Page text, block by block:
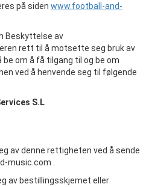
på siden www.football-and-
Beskyttelse av
rett til å motsette seg bruk av
om å få tilgang til og be om
ved å henvende seg til følgende
S.L
av denne rettigheten ved å sende
music.com .
av bestillingsskjemet eller